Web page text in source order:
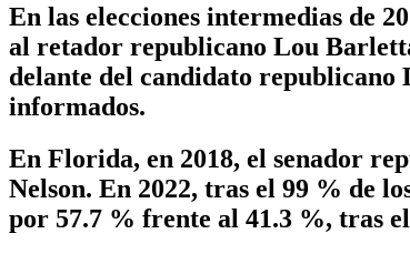
En las elecciones intermedias de
al retador republicano Lou
delante del candidato
informados.
En Florida, en 2018, el senador
Nelson. En 2022, tras el 99 % de
por 57.7 % frente al 41.3 %, tras